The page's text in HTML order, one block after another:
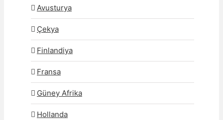
Avusturya
Çekya
Finlandiya
Fransa
Güney Afrika
Hollanda